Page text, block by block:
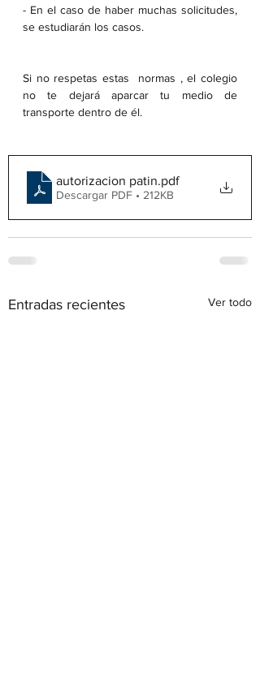
- En el caso de haber muchas solicitudes,
se estudiarán los casos.
Si no respetas estas  normas , el colegio
no te dejará aparcar tu medio de
transporte dentro de él.
autorizacion patin.pdf
Descargar PDF • 212KB
Entradas recientes Ver todo